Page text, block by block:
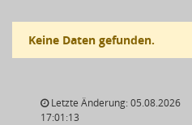
Keine Daten gefunden.
Letzte Änderung: 05.08.2026
17:01:13